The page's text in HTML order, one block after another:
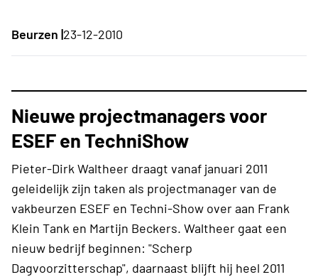
Beurzen |23-12-2010
Nieuwe projectmanagers voor
ESEF en TechniShow
Pieter-Dirk Waltheer draagt vanaf januari 2011
geleidelijk zijn taken als projectmanager van de
vakbeurzen ESEF en Techni-Show over aan Frank
Klein Tank en Martijn Beckers. Waltheer gaat een
nieuw bedrijf beginnen: "Scherp
Dagvoorzitterschap", daarnaast blijft hij heel 2011